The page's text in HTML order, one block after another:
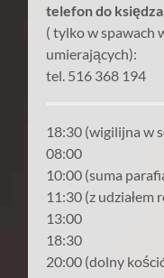
telefon do
( tylko w spawach
umierających):
tel. 516 368 194
18:30 (wigilijna w
08:00
10:00 (suma
11:30 (z udziałem
13:00
18:30
20:00 (dolny